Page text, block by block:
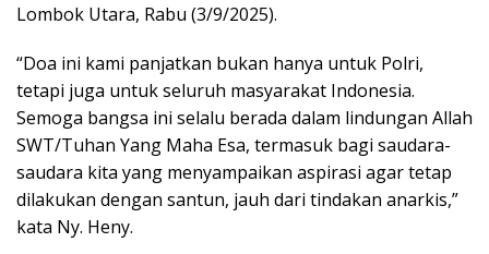
Lombok Utara, Rabu (3/9/2025).
“Doa ini kami panjatkan bukan hanya untuk Polri,
tetapi juga untuk seluruh masyarakat Indonesia.
Semoga bangsa ini selalu berada dalam lindungan Allah
SWT/Tuhan Yang Maha Esa, termasuk bagi saudara-
saudara kita yang menyampaikan aspirasi agar tetap
dilakukan dengan santun, jauh dari tindakan anarkis,”
kata Ny. Heny.